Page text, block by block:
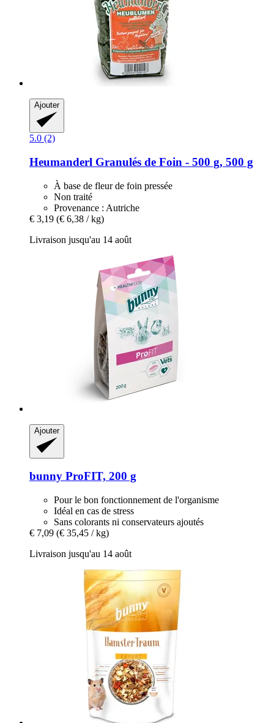
Ajouter
5.0 (2)
Heumanderl Granulés de Foin -​ 500 g, 500 g
À base de fleur de foin pressée
Non traité
Provenance : Autriche
€ 3,19 (€ 6,38 / kg)
Livraison jusqu'au 14 août
Ajouter
bunny ProFIT, 200 g
Pour le bon fonctionnement de l'organisme
Idéal en cas de stress
Sans colorants ni conservateurs ajoutés
€ 7,09 (€ 35,45 / kg)
Livraison jusqu'au 14 août